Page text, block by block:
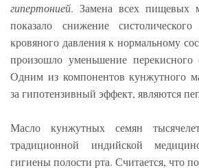
гипертонией. Замена всех пищевых
показало снижение
кровяного давления к нормальному
произошло уменьшение перекисного
Одним из компонентов кунжутного
за гипотензивный эффект, являются
Масло кунжутных семян
традиционной индийской
гигиены полости рта. Считается, что